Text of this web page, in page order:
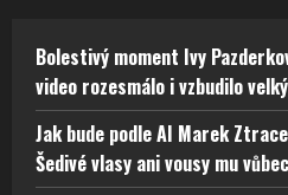
Bolestivý moment Ivy
video rozesmálo i vzbudilo
Jak bude podle AI Marek
Šedivé vlasy ani vousy mu